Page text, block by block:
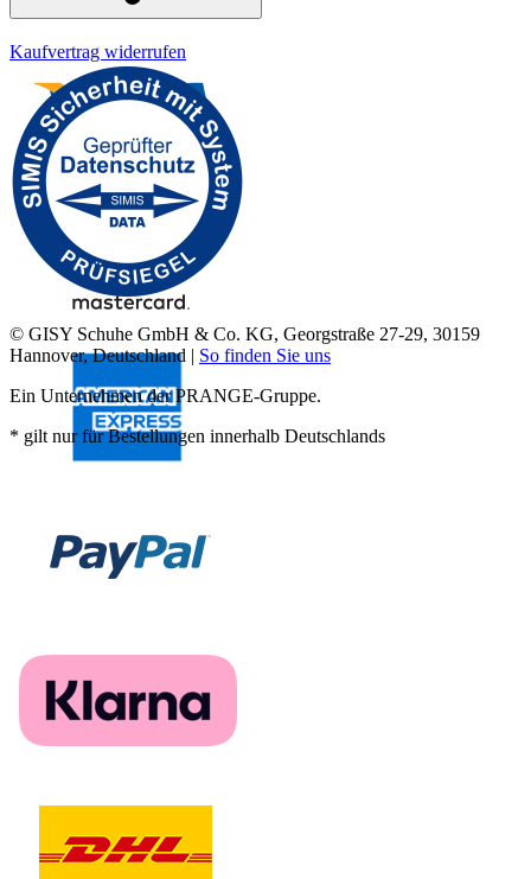
Kaufvertrag widerrufen
© GISY Schuhe GmbH & Co. KG, Georgstraße 27-29, 30159
Hannover, Deutschland | So finden Sie uns
Ein Unternehmen der PRANGE-Gruppe.
* gilt nur für Bestellungen innerhalb Deutschlands